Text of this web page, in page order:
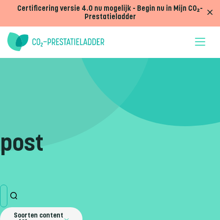
Certificering versie 4.0 nu mogelijk - Begin nu in Mijn CO₂-
Prestatieladder
post
Soorten content